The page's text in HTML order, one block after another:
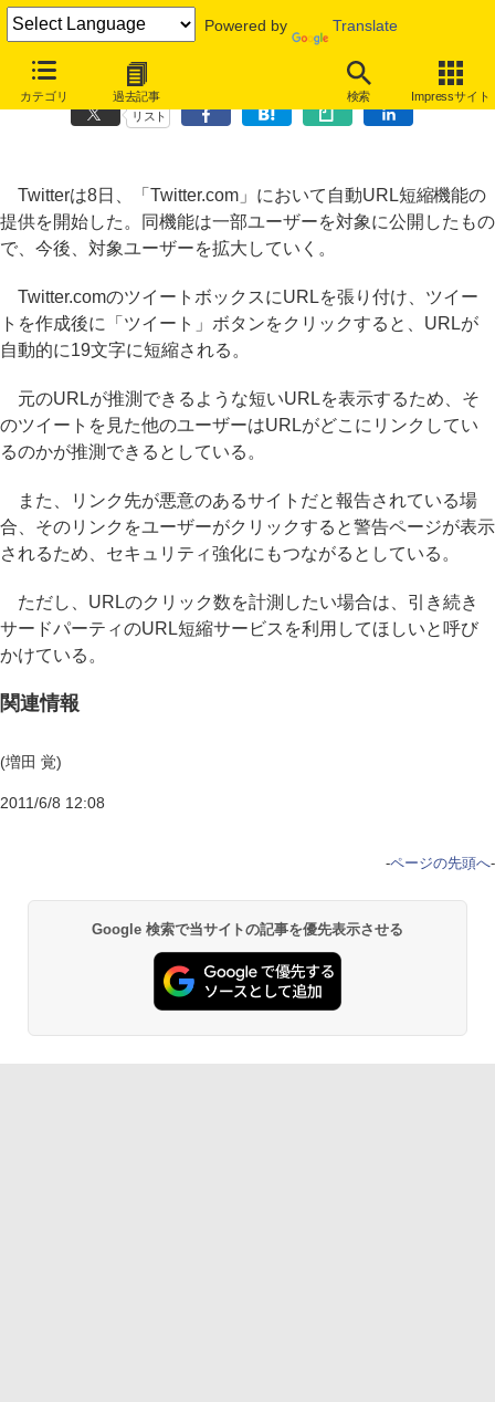
Powered by Translate
カテゴリ 過去記事 検索 Impressサイト
Twitter.com、URL自動短縮機能を導入
リスト
Twitterは8日、「Twitter.com」において自動URL短縮機能の
提供を開始した。同機能は一部ユーザーを対象に公開したもの
で、今後、対象ユーザーを拡大していく。
Twitter.comのツイートボックスにURLを張り付け、ツイー
トを作成後に「ツイート」ボタンをクリックすると、URLが
自動的に19文字に短縮される。
元のURLが推測できるような短いURLを表示するため、そ
のツイートを見た他のユーザーはURLがどこにリンクしてい
るのかが推測できるとしている。
また、リンク先が悪意のあるサイトだと報告されている場
合、そのリンクをユーザーがクリックすると警告ページが表示
されるため、セキュリティ強化にもつながるとしている。
ただし、URLのクリック数を計測したい場合は、引き続き
サードパーティのURL短縮サービスを利用してほしいと呼び
かけている。
関連情報
(増田 覚)
2011/6/8 12:08
-ページの先頭へ-
Google 検索で当サイトの記事を優先表示させる